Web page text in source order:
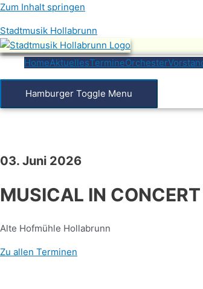
Zum Inhalt springen
Stadtmusik Hollabrunn
HomeAktuellesTermineOrchester
Hamburger Toggle Menu
03. Juni 2026
MUSICAL IN CONCERT
Alte Hofmühle Hollabrunn
Zu allen Terminen